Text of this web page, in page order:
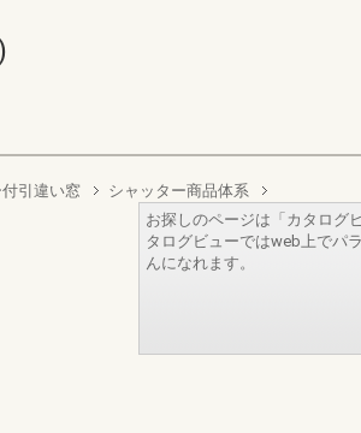
引違い窓 シャッター商品体系
お探しのページは「カタログ
タログビューではweb上でパ
んになれます。